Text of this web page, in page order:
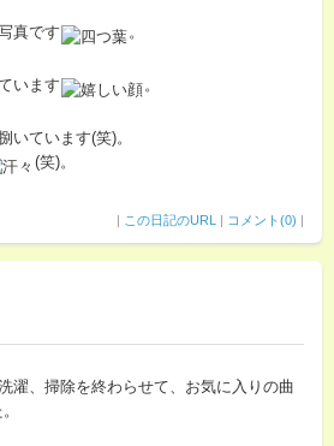
真です 。
います 。
いています(笑)。
(笑)。
| この日記のURL | コメント(0) |
濯、掃除を終わらせて、お気に入りの曲